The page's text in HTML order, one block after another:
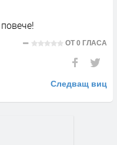
ОТ0 ГЛАСА
Следващ виц